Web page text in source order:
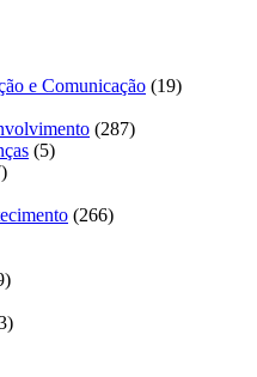
e Comunicação (19)
(287)
(5)
(266)